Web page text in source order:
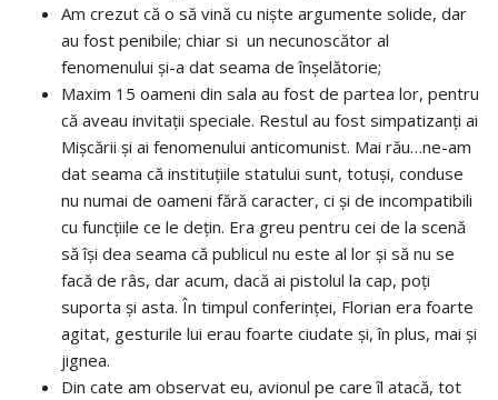
Am crezut că o să vină cu niște argumente solide, dar
au fost penibile; chiar si un necunoscător al
fenomenului și-a dat seama de înșelătorie;
Maxim 15 oameni din sala au fost de partea lor, pentru
că aveau invitații speciale. Restul au fost simpatizanți ai
Mișcării și ai fenomenului anticomunist. Mai rău…ne-am
dat seama că instituțiile statului sunt, totuși, conduse
nu numai de oameni fără caracter, ci și de incompatibili
cu funcțiile ce le dețin. Era greu pentru cei de la scenă
să își dea seama că publicul nu este al lor și să nu se
facă de râs, dar acum, dacă ai pistolul la cap, poți
suporta și asta. În timpul conferinței, Florian era foarte
agitat, gesturile lui erau foarte ciudate și, în plus, mai și
jignea.
Din cate am observat eu, avionul pe care îl atacă, tot